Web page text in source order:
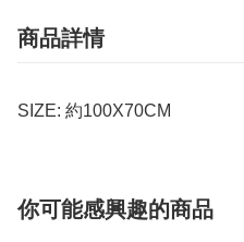
商品詳情
SIZE: 約100X70CM
你可能感興趣的商品